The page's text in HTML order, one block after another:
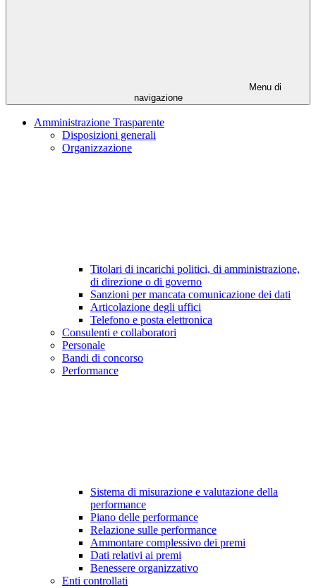
Menu di
navigazione
Amministrazione Trasparente
Disposizioni generali
Organizzazione
Titolari di incarichi politici, di amministrazione,
di direzione o di governo
Sanzioni per mancata comunicazione dei dati
Articolazione degli uffici
Telefono e posta elettronica
Consulenti e collaboratori
Personale
Bandi di concorso
Performance
Sistema di misurazione e valutazione della
performance
Piano delle performance
Relazione sulle performance
Ammontare complessivo dei premi
Dati relativi ai premi
Benessere organizzativo
Enti controllati